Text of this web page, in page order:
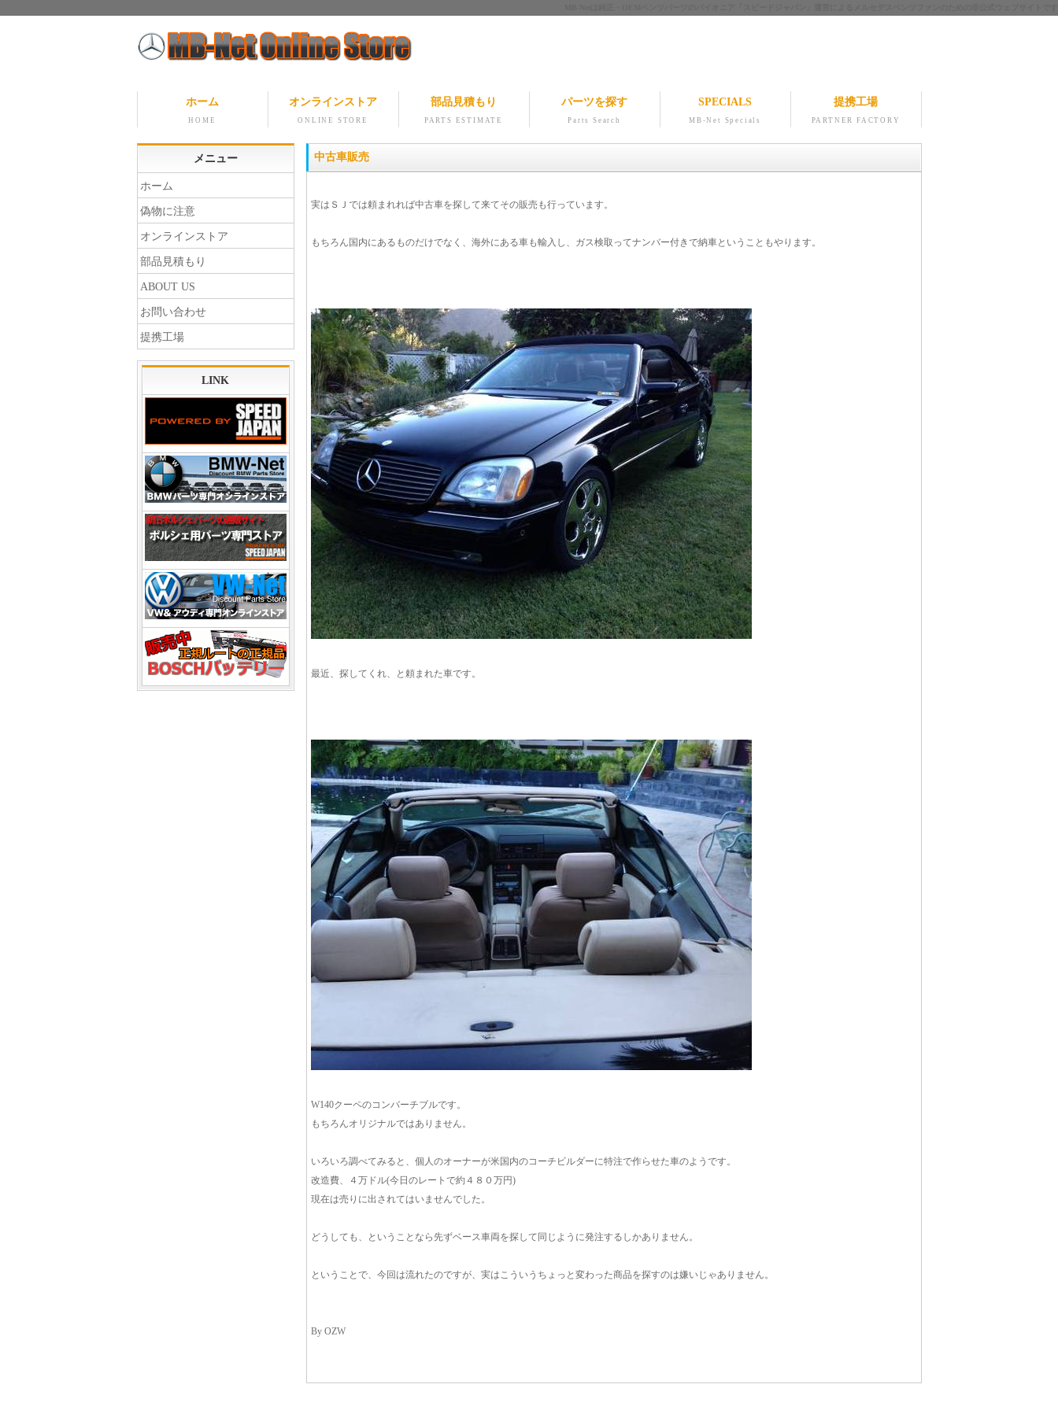
ホーム
HOME
オンラインストア
ONLINE STORE
部品見積もり
PARTS ESTIMATE
パーツを探す
Parts Search
SPECIALS
MB-Net Specials
提携工場
PARTNER FACTORY
中古車販売
実はＳＪでは頼まれれば中古車を探して来てその販売も行っています。
もちろん国内にあるものだけでなく、海外にある車も輸入し、ガス検取ってナンバー付きで納車ということもやります。
最近、探してくれ、と頼まれた車です。
W140クーペのコンバーチブルです。
もちろんオリジナルではありません。
いろいろ調べてみると、個人のオーナーが米国内のコーチビルダーに特注で作らせた車のようです。
改造費、４万ドル(今日のレートで約４８０万円)
現在は売りに出されてはいませんでした。
どうしても、ということなら先ずベース車両を探して同じように発注するしかありません。
ということで、今回は流れたのですが、実はこういうちょっと変わった商品を探すのは嫌いじゃありません。
By OZW
メニュー
ホーム
偽物に注意
オンラインストア
部品見積もり
ABOUT US
お問い合わせ
提携工場
LINK